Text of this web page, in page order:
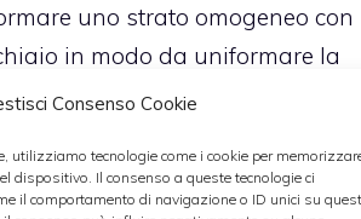
Consenso Cookie
utilizziamo tecnologie come i cookie per
dispositivo. Il consenso a queste tecnologie ci
il comportamento di navigazione o ID unici su
uno strato omogeneo con
in modo da uniformare la
di pomodoro, erbe
presenti nel risotto. Provate